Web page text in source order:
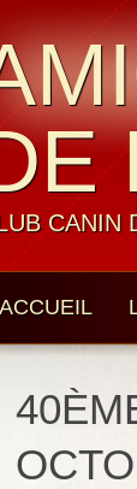
CANIN
ACCUEIL